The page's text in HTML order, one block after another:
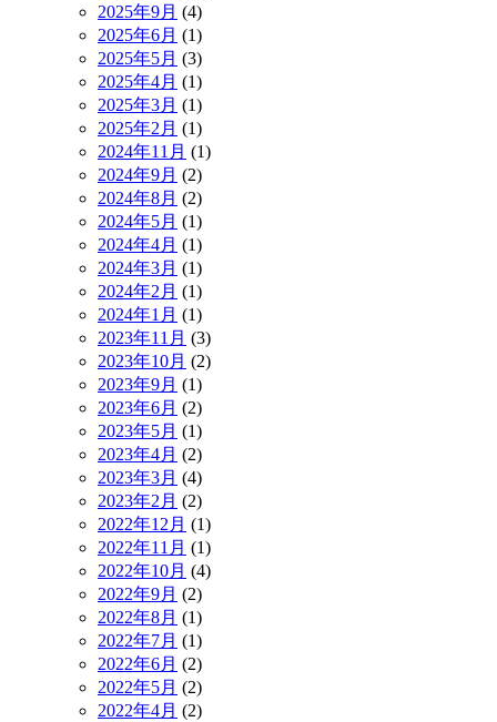
2025年9月 (4)
2025年6月 (1)
2025年5月 (3)
2025年4月 (1)
2025年3月 (1)
2025年2月 (1)
2024年11月 (1)
2024年9月 (2)
2024年8月 (2)
2024年5月 (1)
2024年4月 (1)
2024年3月 (1)
2024年2月 (1)
2024年1月 (1)
2023年11月 (3)
2023年10月 (2)
2023年9月 (1)
2023年6月 (2)
2023年5月 (1)
2023年4月 (2)
2023年3月 (4)
2023年2月 (2)
2022年12月 (1)
2022年11月 (1)
2022年10月 (4)
2022年9月 (2)
2022年8月 (1)
2022年7月 (1)
2022年6月 (2)
2022年5月 (2)
2022年4月 (2)